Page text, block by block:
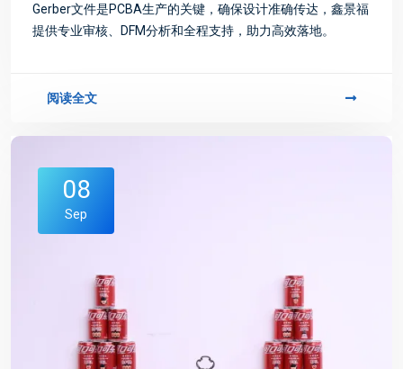
Gerber文件是PCBA生产的关键，确保设计准确传达，鑫景福
提供专业审核、DFM分析和全程支持，助力高效落地。
阅读全文
08
Sep